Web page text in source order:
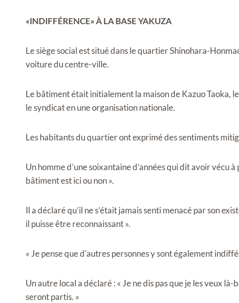
«INDIFFÉRENCE» À LA BASE YAKUZA
Le siège social est situé dans le quartier Shinohara-
voiture du centre-ville.
Le bâtiment était initialement la maison de Kazuo Taoka,
le syndicat en une organisation nationale.
Les habitants du quartier ont exprimé des sentiments
Un homme d’une soixantaine d’années qui dit avoir vécu
bâtiment est ici ou non ».
Il a déclaré qu’il ne s’était jamais senti menacé par son
il puisse être reconnaissant ».
« Je pense que d'autres personnes y sont également
Un autre local a déclaré : « Je ne dis pas que je les veux
seront partis. »